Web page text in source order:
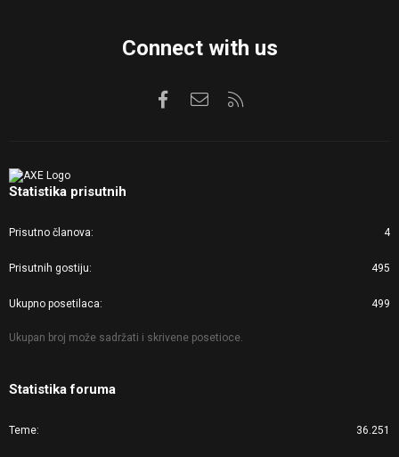
Connect with us
FacebookKontaktirajte nas
Statistika prisutnih
Prisutno članova 4
Prisutnih gostiju 495
Ukupno posetilaca 499
Ukupan broj može sadržati i skrivene posetioce.
Statistika foruma
Teme 36.251